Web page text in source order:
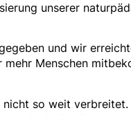
unserer
und wir
Menschen
so weit